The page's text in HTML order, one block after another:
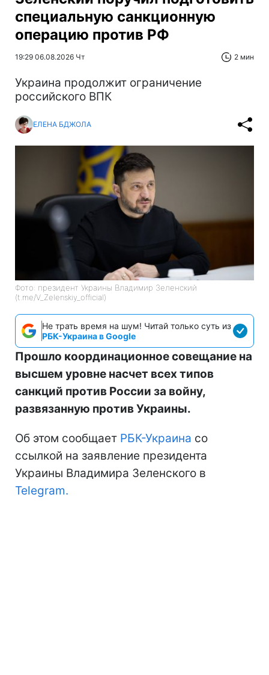
специальную санкционную
операцию против РФ
19:29 06.08.2026 Чт 2 мин
Украина продолжит ограничение
российского ВПК
ЕЛЕНА БДЖОЛА
Фото: президент Украины Владимир Зеленский
(t.me/V_Zelenskiy_official)
Не трать время на шум! Читай только суть из
РБК-Украина в Google
Прошло координационное совещание на
высшем уровне насчет всех типов
санкций против России за войну,
развязанную против Украины.
Об этом сообщает РБК-Украина со
ссылкой на заявление президента
Украины Владимира Зеленского в
Telegram.